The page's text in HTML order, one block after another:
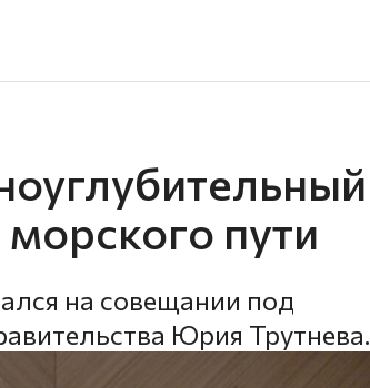
пути
на совещании под
Юрия Трутнева.